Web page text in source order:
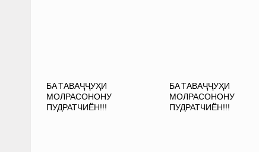
БА ТАВАҶҶУҲИ
МОЛРАСОНОНУ
ПУДРАТЧИЁН!!!
БА ТАВАҶҶУҲИ
МОЛРАСОНОНУ
ПУДРАТЧИЁН!!!